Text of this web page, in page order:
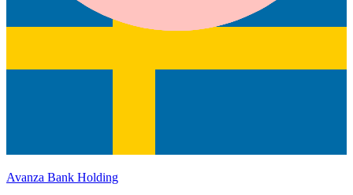
Avanza Bank Holding